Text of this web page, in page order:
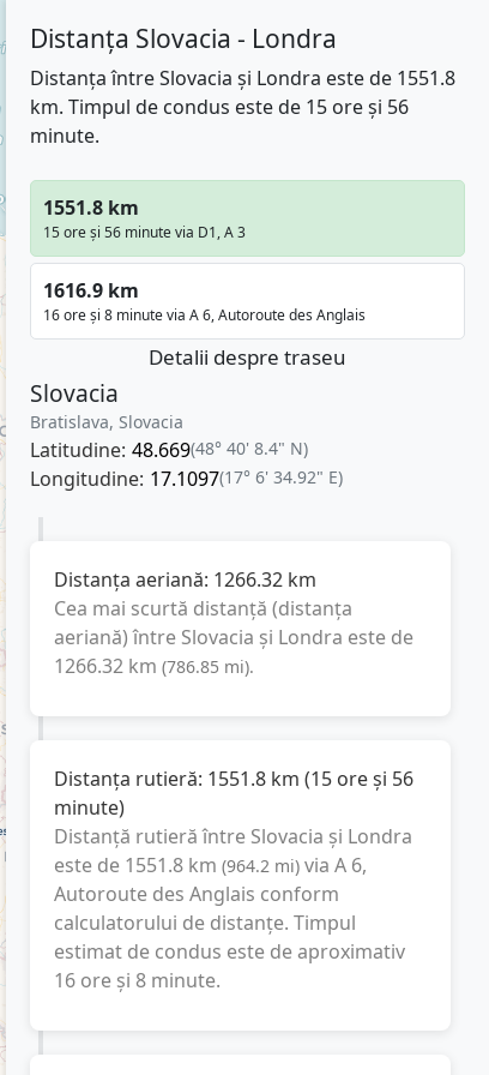
Distanța Slovacia - Londra
Distanța între Slovacia și Londra este de 1551.8
km. Timpul de condus este de 15 ore și 56
minute.
1551.8 km
15 ore și 56 minute via D1, A 3
1616.9 km
16 ore și 8 minute via A 6, Autoroute des Anglais
Detalii despre traseu
Slovacia
Bratislava, Slovacia
Latitudine: 48.669(48° 40' 8.4" N)
Longitudine: 17.1097(17° 6' 34.92" E)
Distanța aeriană: 1266.32 km
Cea mai scurtă distanță (distanța
aeriană) între Slovacia și Londra este de
1266.32 km (786.85 mi).
Distanța rutieră: 1551.8 km (15 ore și 56
minute)
Distanță rutieră între Slovacia și Londra
este de 1551.8 km (964.2 mi) via A 6,
Autoroute des Anglais conform
calculatorului de distanțe. Timpul
estimat de condus este de aproximativ
16 ore și 8 minute.